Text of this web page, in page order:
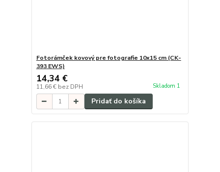
Fotorámček kovový pre fotografie 10x15 cm (CK-
393 EWS)
14,34 €
11,66 € bez DPH Skladom 1
Pridať do košíka